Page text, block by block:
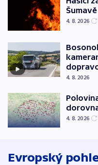
4. 8. 2026
4. 8. 2026
4. 8. 2026
Evropský